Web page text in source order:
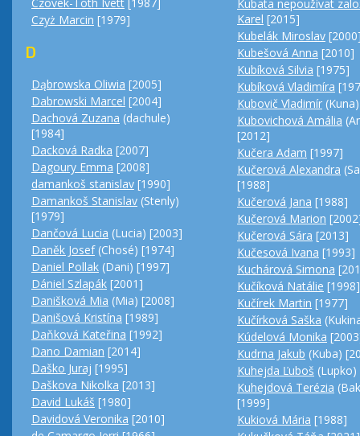
Czyż Marcin [1979]
D
Dąbrowska Oliwia [2005]
Dabrowski Marcel [2004]
Dachová Zuzana (dachule)
[1984]
Dacková Radka [2007]
Dagoury Emma [2008]
damankoš stanislav [1990]
Damankoš Stanislav (Stenly)
[1979]
Dančová Lucia (Lucia) [2003]
Daněk Josef(Chosé) [1974]
Daniel Pollak (Dani) [1997]
Dániel Szlapák [2001]
Danišková Mia (Mia) [2008]
Danišová Kristína [1989]
Daňková Kateřina [1992]
Dano Damian [2014]
Daško Juraj [1995]
Daškova Nikolka [2013]
David Lukáš [1980]
Davidová Veronika [2010]
Kubata nepouživat
Karel [2015]
Kubelák Miroslav
Kubešová Anna [2010]
Kubíková Silvia [1975]
Kubíková Vladimíra
Kubovič Vladimír
Kubovichová Amália
[2012]
Kučera Adam [1997]
Kučerová Alexandra
[1988]
Kučerová Jana [1988]
Kučerová Marion
Kučerová Sára [2013]
Kučesová Ivana [1993]
Kuchárová Simona
Kučíková Natálie [1998]
Kučírek Martin [1977]
Kučírková Saška
Kúdelová Monika
Kudrna Jakub (Kuba)
Kuhejda Ľuboš
Kuhejdová Terézia
[1999]
Kukiová Mária [1988]